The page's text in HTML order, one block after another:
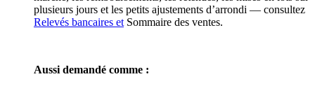
plusieurs jours et les petits ajustements d’arrondi — consultez
Relevés bancaires et Sommaire des ventes.
Aussi demandé comme :